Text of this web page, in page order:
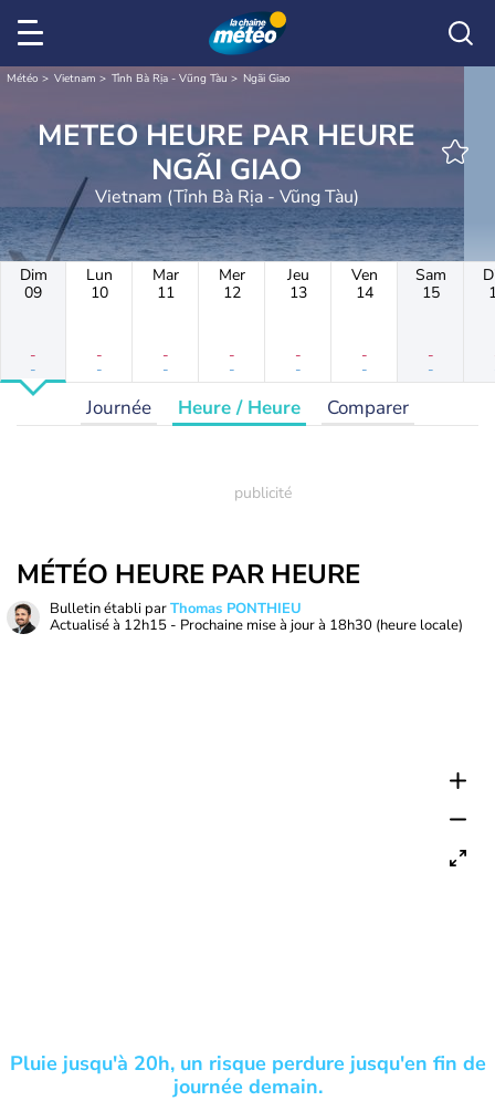
Météo Vietnam Tỉnh Bà Rịa - Vũng Tàu Ngãi Giao
METEO HEURE PAR HEURE
NGÃI GIAO
Vietnam (Tỉnh Bà Rịa - Vũng Tàu)
Dim
09
-
-
Lun
10
-
-
Mar
11
-
-
Mer
12
-
-
Jeu
13
-
-
Ven
14
-
-
Sam
15
-
-
Journée Heure / Heure Comparer
MÉTÉO HEURE PAR HEURE
Bulletin établi parThomas PONTHIEU
Actualisé à 12h15 - Prochaine mise à jour à 18h30 (heure locale)
Pluie jusqu'à 20h, un risque perdure jusqu'en fin de
journée demain.